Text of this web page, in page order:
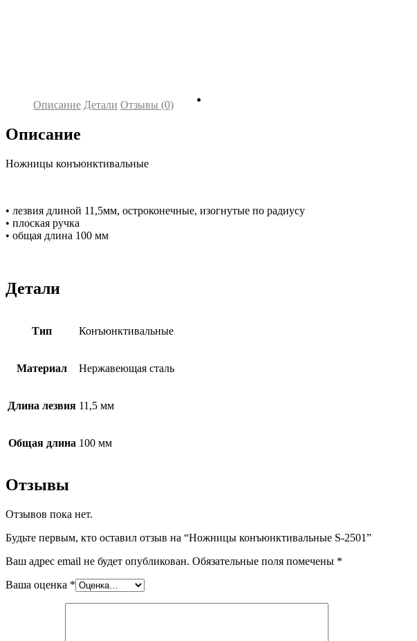
Описание Детали Отзывы (0)
Описание
Ножницы конъюнктивальные
• лезвия длиной 11,5мм, остроконечные, изогнутые по радиусу
• плоская ручка
• общая длина 100 мм
Детали
Тип Конъюнктивальные
Материал Нержавеющая сталь
Длина лезвия 11,5 мм
Общая длина 100 мм
Отзывы
Отзывов пока нет.
Будьте первым, кто оставил отзыв на “Ножницы конъюнктивальные S-2501”
Ваш адрес email не будет опубликован. Обязательные поля помечены *
Ваша оценка *